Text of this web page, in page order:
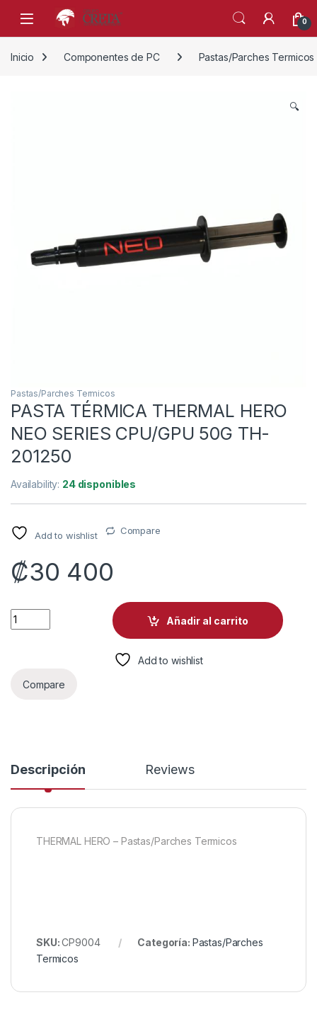
Skip to navigation
Skip to content
0
Inicio Componentes de PC Pastas/Parches Termicos
🔍
Pastas/Parches Termicos
PASTA TÉRMICA THERMAL HERO
NEO SERIES CPU/GPU 50G TH-
201250
Availability: 24 disponibles
Add to wishlist Compare
₡30 400
PASTA TÉRMICA THERMAL HERO NEO SERIES CPU/GPU
Añadir al carrito
Add to wishlist
Compare
Descripción Reviews
THERMAL HERO – Pastas/Parches Termicos
SKU:CP9004 Categoría: Pastas/Parches
Termicos